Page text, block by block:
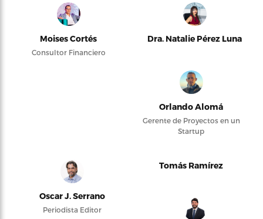
Moises Cortés
Consultor Financiero
Dra. Natalie Pérez Luna
Orlando Alomá
Gerente de Proyectos en un
Startup
Oscar J. Serrano
Periodista Editor
Tomás Ramírez